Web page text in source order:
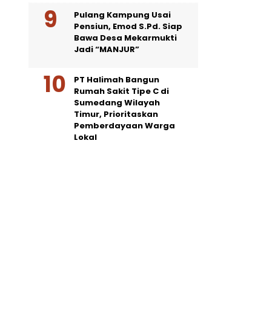
Pulang Kampung Usai
Pensiun, Emod S.Pd. Siap
Bawa Desa Mekarmukti
Jadi “MANJUR”
PT Halimah Bangun
Rumah Sakit Tipe C di
Sumedang Wilayah
Timur, Prioritaskan
Pemberdayaan Warga
Lokal